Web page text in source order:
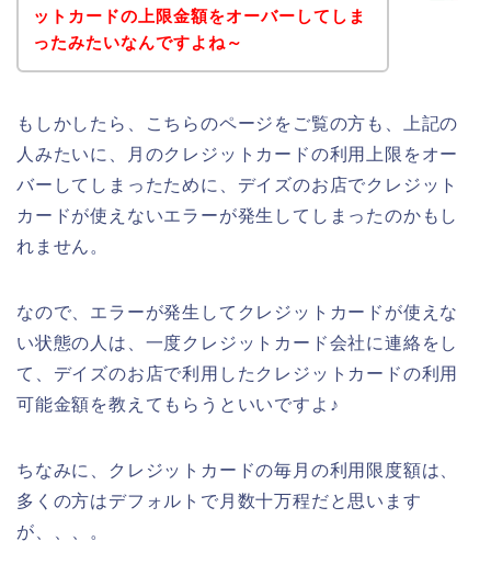
ットカードの上限金額をオーバーしてしま
ったみたいなんですよね～
もしかしたら、こちらのページをご覧の方も、上記の
人みたいに、月のクレジットカードの利用上限をオー
バーしてしまったために、デイズのお店でクレジット
カードが使えないエラーが発生してしまったのかもし
れません。
なので、エラーが発生してクレジットカードが使えな
い状態の人は、一度クレジットカード会社に連絡をし
て、デイズのお店で利用したクレジットカードの利用
可能金額を教えてもらうといいですよ♪
ちなみに、クレジットカードの毎月の利用限度額は、
多くの方はデフォルトで月数十万程だと思います
が、、、。